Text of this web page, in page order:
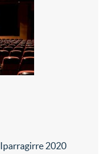
Iparragirre 2020